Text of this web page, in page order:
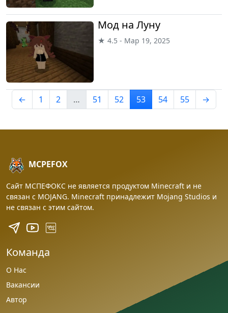
Мод на Луну
★ 4.5 - Мар 19, 2025
← 1 2 … 51 52 53 54 55 →
MCPEFOX
Сайт МСПЕФОКС не является продуктом Minecraft и не
связан с MOJANG. Minecraft принадлежит Mojang Studios и
не связан с этим сайтом.
Команда
О Нас
Вакансии
Автор